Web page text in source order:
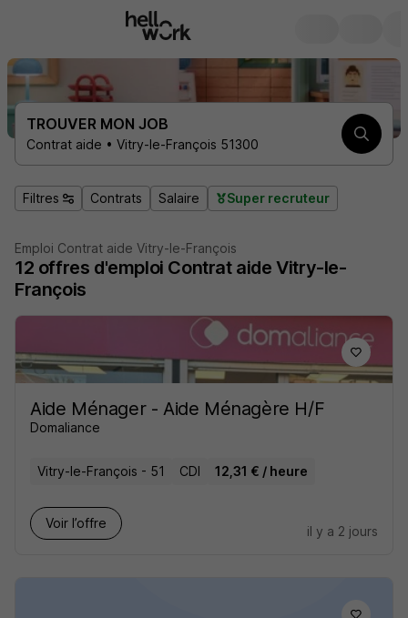
TROUVER MON JOB
Contrat aide • Vitry-le-François 51300
Filtres Contrats Salaire Super recruteur
Emploi Contrat aide Vitry-le-François
12 offres d'emploi Contrat aide Vitry-le-
François
Aide Ménager - Aide Ménagère H/F
Domaliance
Vitry-le-François - 51 CDI 12,31 € / heure
Voir l’offre
il y a 2 jours